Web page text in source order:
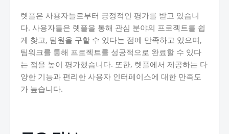
렛플은 사용자들로부터 긍정적인 평가를 받고 있습니
다. 사용자들은 렛플을 통해 관심 분야의 프로젝트를 쉽
게 찾고, 팀원을 구할 수 있다는 점에 만족하고 있으며,
팀워크를 통해 프로젝트를 성공적으로 완료할 수 있다
는 점을 높이 평가했습니다. 또한, 렛플에서 제공하는 다
양한 기능과 편리한 사용자 인터페이스에 대한 만족도
가 높습니다.